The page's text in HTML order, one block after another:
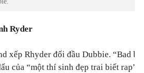
Ryder
xếp Rhyder đối đầu Dubbie. “Bad
của “một thí sinh đẹp trai biết rap”